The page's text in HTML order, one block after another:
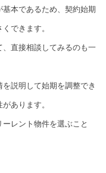
本であるため、契約始期
できます。
直接相談してみるのも一
説明して始期を調整でき
あります。
レント物件を選ぶこと